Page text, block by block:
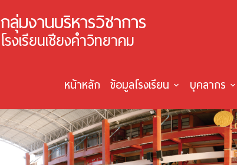
กลุ่มงานบริหารวิชาการ
โรงเรียนเชียงคำวิทยาคม
หน้าหลัก ข้อมูลโรงเรียน บุคลากร